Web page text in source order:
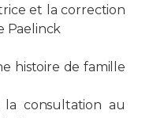
et la correction
Paelinck
histoire de famille
la consultation au